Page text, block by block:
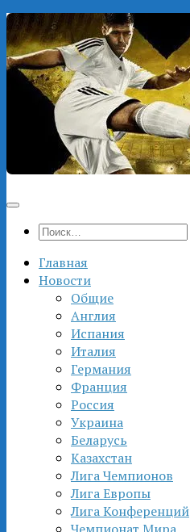
Перейти
к
содержимому
Найти:
Главная
Новости
Общие
Англия
Испания
Италия
Германия
Франция
Россия
Украина
Беларусь
Казахстан
Лига Чемпионов
Лига Европы
Лига Конференций